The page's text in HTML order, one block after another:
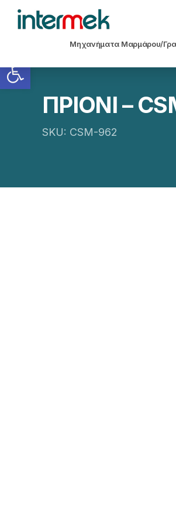
Ανοίξτε τη γραμμή εργαλείων
Μηχανήματα Μαρμάρου/
ΠΡΙΟΝΙ –
SKU: CSM-962